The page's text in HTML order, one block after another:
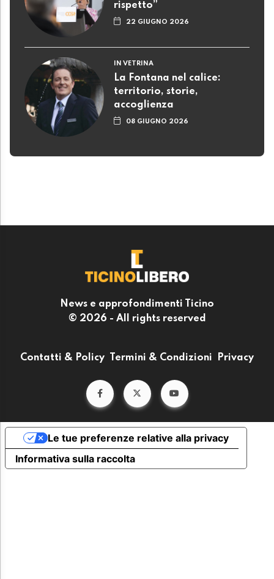
rispetto”
22 GIUGNO 2026
IN VETRINA
La Fontana nel calice:
territorio, storie,
accoglienza
08 GIUGNO 2026
News e approfondimenti Ticino
© 2026 - All rights reserved
Contatti & Policy Termini & Condizioni Privacy
Informativa sulla raccolta
Le tue preferenze relative alla privacy